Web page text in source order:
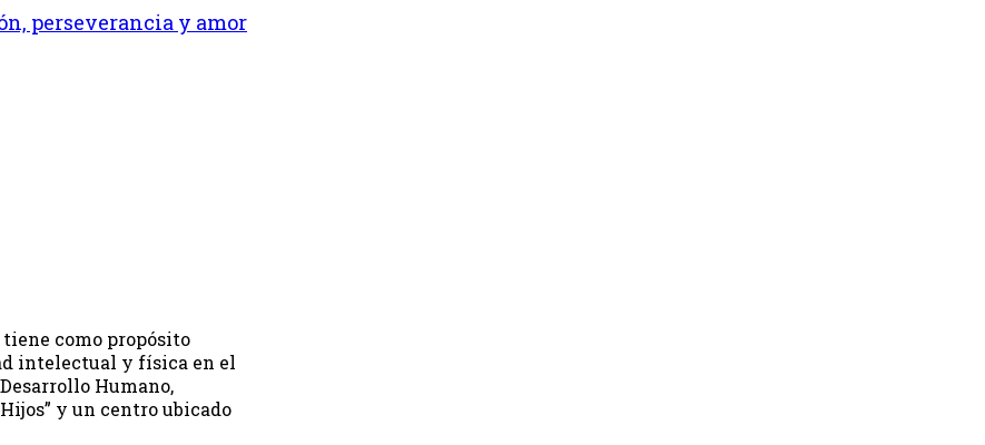
perseverancia y amor
como propósito
intelectual y física en el
Humano,
y un centro ubicado